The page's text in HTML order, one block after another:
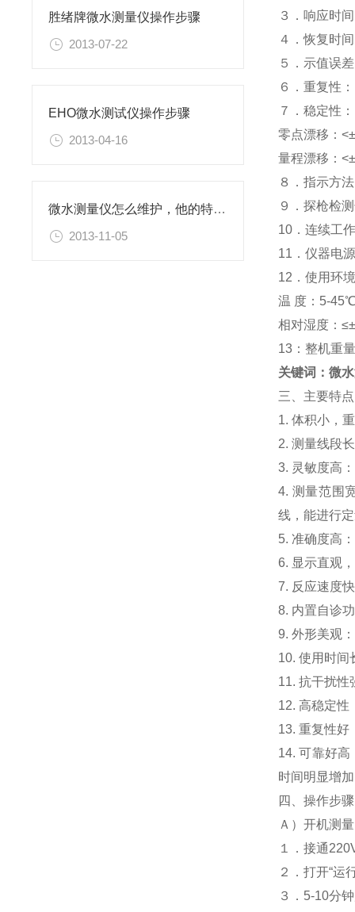
胜绪牌微水测量仪操作步骤
2013-07-22
EHO微水测试仪操作步骤
2013-04-16
微水测量仪怎么维护，他的特性是什么？
2013-11-05
３．响应时
４．恢复时
５．示值误
６．重复性
７．稳定性：
零点漂移：
量程漂移：
８．指示方
９．探枪检
10．连续工
11．仪器电
12．使用环
温 度：5-
相对湿度：
13：整机重
关键词：微
三、主要特
1. 体积小，
2. 测量线段
3. 灵敏度高
4. 测量范围
线，能进行
5. 准确度高
6. 显示直观
7. 反应速度
8. 内置自诊
9. 外形美观
10. 使用时间
11. 抗干扰性
12. 高稳定性
13. 重复性好
14. 可靠好
时间明显增
四、操作步骤
Ａ）开机测量
１．接通
２．打开“运
３．5-10分